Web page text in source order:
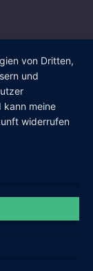
von Dritten,
und
kann meine
widerrufen